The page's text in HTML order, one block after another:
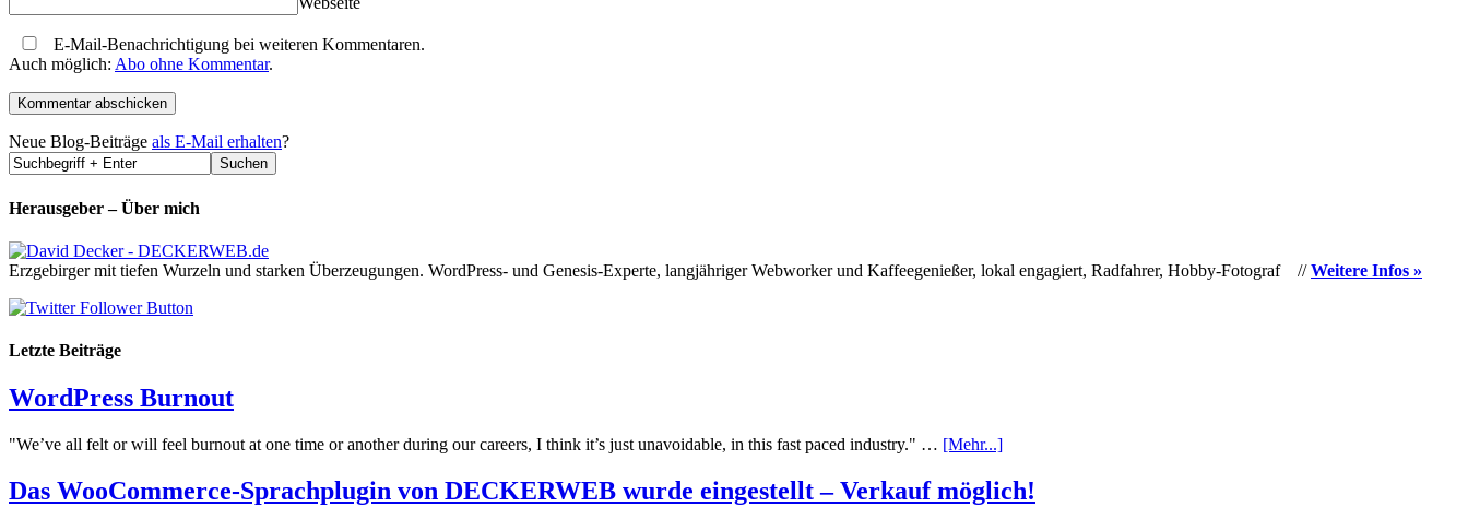
E-Mail-Benachrichtigung bei weiteren Kommentaren.
Auch möglich: Abo ohne Kommentar.
Neue Blog-Beiträge als E-Mail erhalten?
Herausgeber – Über mich
Erzgebirger mit tiefen Wurzeln und starken Überzeugungen. WordPress- und Genesis-Experte, langjähriger Webworker und Kaffeegenießer, lokal engagiert, Radfahrer, Hobby-Fotograf //Weitere Infos »
Letzte Beiträge
WordPress Burnout
"We’ve all felt or will feel burnout at one time or another during our careers, I think it’s just unavoidable, in this fast paced industry." … [Mehr...]
Das WooCommerce-Sprachplugin von DECKERWEB wurde eingestellt – Verkauf möglich!